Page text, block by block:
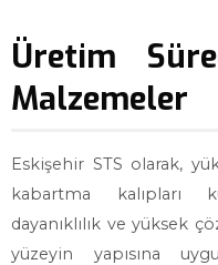
Üretim
Malzemeler
Eskişehir STS olarak,
kabartma kalıpları
dayanıklılık ve yüksek
yüzeyin yapısına